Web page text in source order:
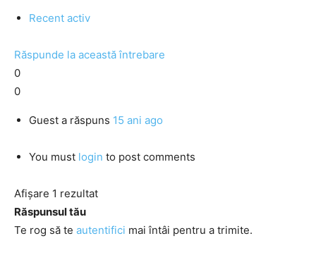
Recent activ
Răspunde la această întrebare
0
0
Guest a răspuns 15 ani ago
You must login to post comments
Afișare 1 rezultat
Răspunsul tău
Te rog să te autentifici mai întâi pentru a trimite.